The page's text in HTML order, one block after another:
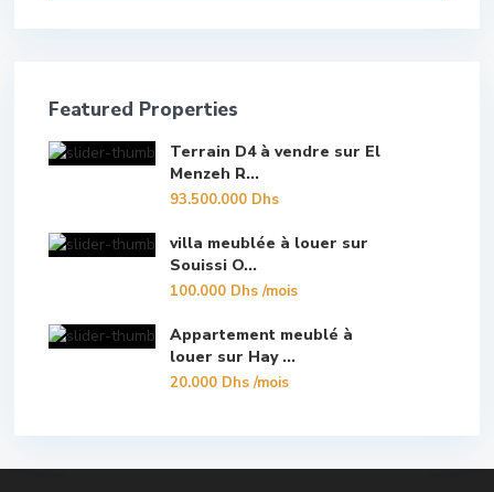
Featured Properties
Terrain D4 à vendre sur El
Menzeh R...
93.500.000 Dhs
villa meublée à louer sur
Souissi O...
100.000 Dhs/mois
Appartement meublé à
louer sur Hay ...
20.000 Dhs/mois